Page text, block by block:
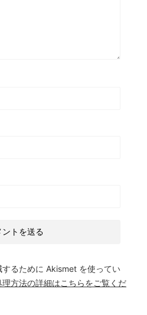
るために Akismet を使ってい
方法の詳細はこちらをご覧くだ